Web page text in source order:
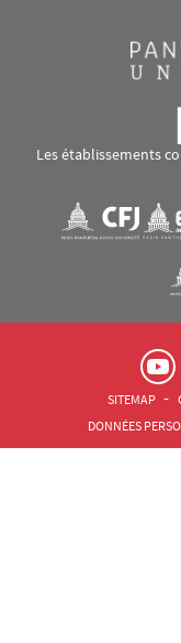
Les établissements
Visuel svg
Pied de page Assas
SITEMAP
DONNÉES